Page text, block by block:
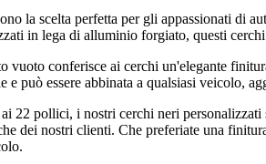
la scelta perfetta per gli appassionati di
in lega di alluminio forgiato, questi
vuoto conferisce ai cerchi un'elegante
e può essere abbinata a qualsiasi veicolo,
22 pollici, i nostri cerchi neri
dei nostri clienti. Che preferiate una